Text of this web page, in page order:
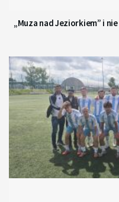
„Muza nad Jeziorkiem” i